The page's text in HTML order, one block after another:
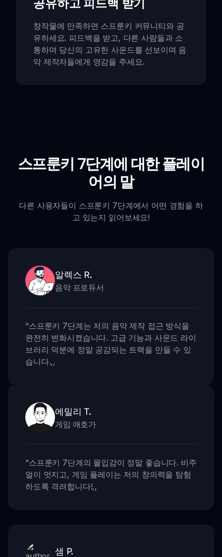
창작물에 만족하면 스프룬키 커뮤니티와 공
유하세요. 피드백을 받고, 다른 사람들과 소
통하며 당신의 고유한 사운드를 선보이며 음
악 제작자들에게 영감을 주세요.
스프룬키 7단계에 대한 플레이
어의 말
다른 사용자들이 스프룬키 7단계에서 어떤 경험을 하
고 있는지 읽어보세요!
알렉스 R.
음악 프로듀서
“스프룬키 7단계는 저의 음악 제작 접근 방식을
완전히 변화시켰습니다. 고급 기능과 사운드 라이
브러리 덕분에 정말 공감되는 트랙을 만들 수 있
습니다.,,
에밀리 T.
게임 애호가
“스프룬키 7단계의 몰입감이 정말 좋습니다. 비주
얼이 멋지고, 게임 플레이는 저의 창의력을 탐험
하도록 격려합니다!,,
샘 P.